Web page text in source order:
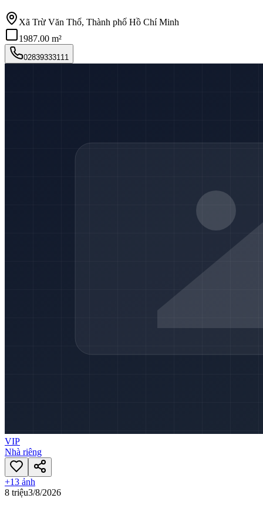
Xã Trừ Văn Thố, Thành phố Hồ Chí Minh
1987.00 m²
02839333111
VIP
Nhà riêng
+13 ảnh
8 triệu3/8/2026